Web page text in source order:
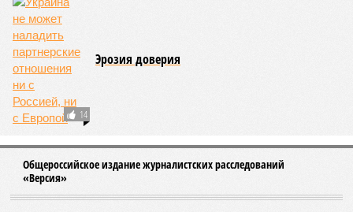
14
Эрозия доверия
Общероссийское издание журналистских расследований
«Версия»